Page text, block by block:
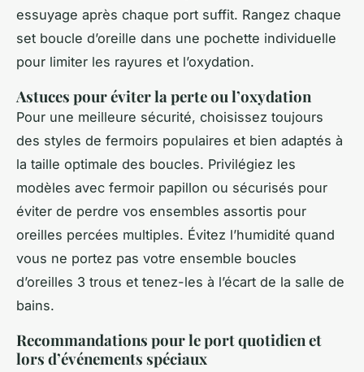
essuyage après chaque port suffit. Rangez chaque
set boucle d’oreille dans une pochette individuelle
pour limiter les rayures et l’oxydation.
Astuces pour éviter la perte ou l’oxydation
Pour une meilleure sécurité, choisissez toujours
des styles de fermoirs populaires et bien adaptés à
la taille optimale des boucles. Privilégiez les
modèles avec fermoir papillon ou sécurisés pour
éviter de perdre vos ensembles assortis pour
oreilles percées multiples. Évitez l’humidité quand
vous ne portez pas votre ensemble boucles
d’oreilles 3 trous et tenez-les à l’écart de la salle de
bains.
Recommandations pour le port quotidien et
lors d’événements spéciaux